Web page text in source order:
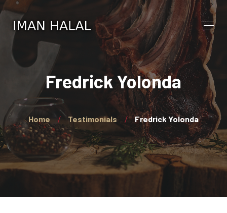
Fredrick Yolonda
Home Testimonials Fredrick Yolonda